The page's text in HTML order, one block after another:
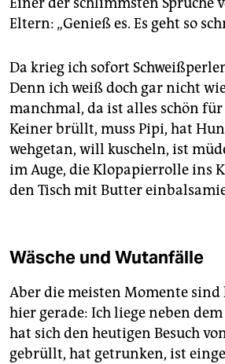
Eltern: „Genieß es. Es geht so
Da krieg ich sofort
Denn ich weiß doch gar nicht
manchmal, da ist alles schön
Keiner brüllt, muss Pipi, hat
wehgetan, will kuscheln, ist
im Auge, die Klopapierrolle ins
den Tisch mit Butter
Wäsche und Wutanfälle
Aber die meisten Momente sind
hier gerade: Ich liege neben dem
hat sich den heutigen Besuch
gebrüllt, hat getrunken, ist